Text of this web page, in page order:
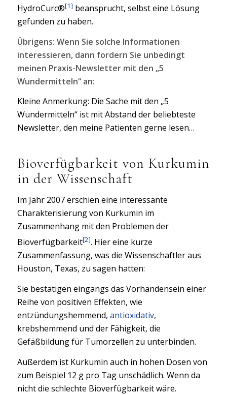
HydroCurc®[1] beansprucht, selbst eine Lösung
gefunden zu haben.
Übrigens: Wenn Sie solche Informationen
interessieren, dann fordern Sie unbedingt
meinen Praxis-Newsletter mit den „5
Wundermitteln“ an:
Kleine Anmerkung: Die Sache mit den „5
Wundermitteln“ ist mit Abstand der beliebteste
Newsletter, den meine Patienten gerne lesen…
Bioverfügbarkeit von Kurkumin
in der Wissenschaft
Im Jahr 2007 erschien eine interessante
Charakterisierung von Kurkumin im
Zusammenhang mit den Problemen der
Bioverfügbarkeit[2]. Hier eine kurze
Zusammenfassung, was die Wissenschaftler aus
Houston, Texas, zu sagen hatten:
Sie bestätigen eingangs das Vorhandensein einer
Reihe von positiven Effekten, wie
entzündungshemmend, antioxidativ,
krebshemmend und der Fähigkeit, die
Gefäßbildung für Tumorzellen zu unterbinden.
Außerdem ist Kurkumin auch in hohen Dosen von
zum Beispiel 12 g pro Tag unschädlich. Wenn da
nicht die schlechte Bioverfügbarkeit wäre.